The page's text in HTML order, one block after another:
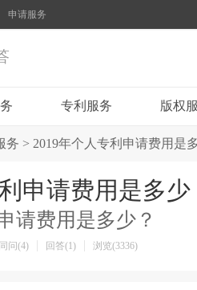
申请服务
专利服务 版权
务 > 2019年个人专利申请费用是
申请费用是多少
请费用是多少？
同问(4) 回答(1) 浏览(3336)